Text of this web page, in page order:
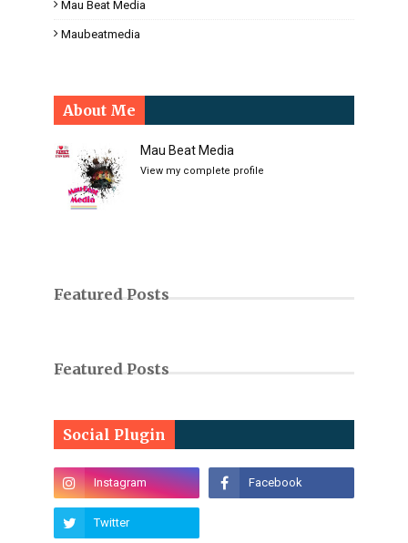
Mau Beat Media
Maubeatmedia
About Me
Mau Beat Media
View my complete profile
Featured Posts
Featured Posts
Social Plugin